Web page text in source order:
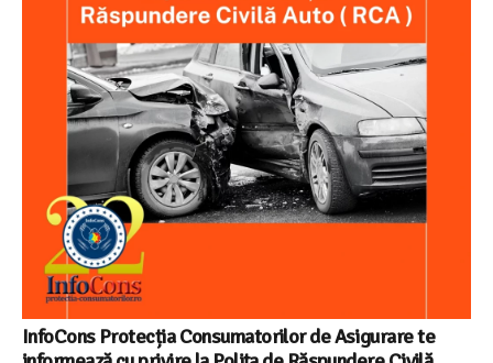
InfoCons Protecția Consumatorilor de Asigurare te